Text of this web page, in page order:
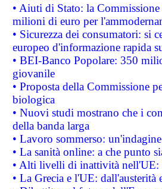
• Aiuti di Stato: la
milioni di euro per
• Sicurezza dei consumatori: si
europeo d'informazione rapida
• BEI-Banco Popolare: 350
giovanile
• Proposta della Commissione
biologica
• Nuovi studi mostrano che i
della banda larga
• Lavoro sommerso:
• La sanità online: a che punto
• Alti livelli di inattività nell'UE:
• La Grecia e l'UE: dall'austerità